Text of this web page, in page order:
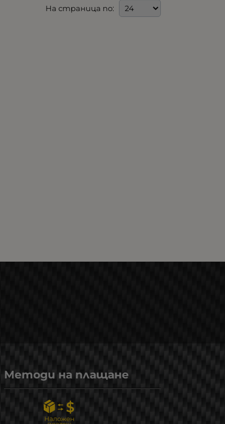
На страница по:
Методи на плащане